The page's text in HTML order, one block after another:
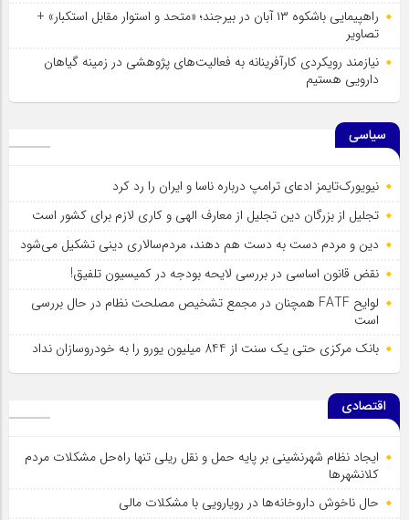
راهپیمایی باشکوه ۱۳ آبان در بیرجند؛ «متحد و استوار مقابل استکبار» +
تصاویر
نیازمند رویکردی کارآفرینانه به فعالیت‌های پژوهشی در زمینه گیاهان
دارویی هستیم
سیاسی
نیویورک‌تایمز ادعای ترامپ درباره ناسا و ایران را رد کرد
تجلیل از بزرگان دین تجلیل از معارف الهی و کاری لازم برای کشور است
دین و مردم دست به‌ دست هم دهند، مردم‌سالاری دینی تشکیل می‌شود
نقض قانون اساسی در بررسی لایحه بودجه در کمیسیون تلفیق!
لوایح FATF همچنان در مجمع تشخیص مصلحت نظام در حال بررسی
است
بانک مرکزی حتی یک سنت از 844 میلیون یورو را به خودروسازان نداد
اقتصادی
ایجاد نظام شهرنشینی بر پایه حمل و نقل ریلی تنها راه‌حل مشکلات مردم
کلانشهرها
حال ناخوش داروخانه‌ها در رویارویی با مشکلات مالی